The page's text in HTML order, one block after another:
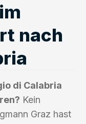
nach
di Calabria
Kein
Graz hast